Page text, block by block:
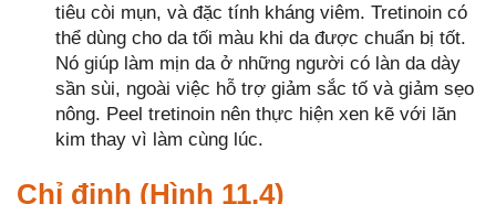
tiêu còi mụn, và đặc tính kháng viêm. Tretinoin có
thể dùng cho da tối màu khi da được chuẩn bị tốt.
Nó giúp làm mịn da ở những người có làn da dày
sần sùi, ngoài việc hỗ trợ giảm sắc tố và giảm sẹo
nông. Peel tretinoin nên thực hiện xen kẽ với lăn
kim thay vì làm cùng lúc.
Chỉ định (Hình 11.4)